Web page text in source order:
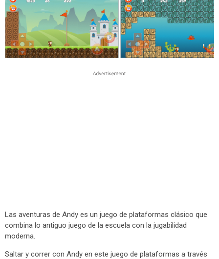
Las aventuras de Andy es un juego de plataformas clásico que
combina lo antiguo juego de la escuela con la jugabilidad
moderna.
Saltar y correr con Andy en este juego de plataformas a través